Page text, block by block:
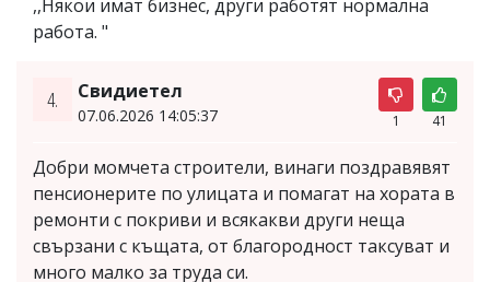
,,Някои имат бизнес, други работят нормална
работа. "
4. Свидиетел
07.06.2026 14:05:37 1 41
Добри момчета строители, винаги поздравявят
пенсионерите по улицата и помагат на хората в
ремонти с покриви и всякакви други неща
свързани с къщата, от благородност таксуват и
много малко за труда си.